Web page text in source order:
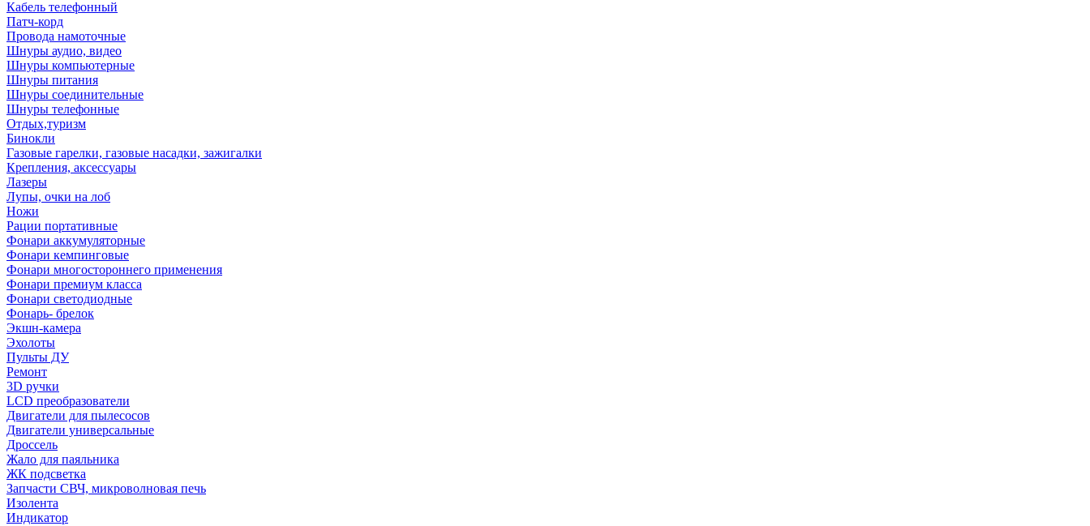
Кабель телефонный
Патч-корд
Провода намоточные
Шнуры аудио, видео
Шнуры компьютерные
Шнуры питания
Шнуры соединительные
Шнуры телефонные
Отдых,туризм
Бинокли
Газовые гарелки, газовые насадки, зажигалки
Крепления, аксессуары
Лазеры
Лупы, очки на лоб
Ножи
Рации портативные
Фонари аккумуляторные
Фонари кемпинговые
Фонари многостороннего применения
Фонари премиум класса
Фонари светодиодные
Фонарь- брелок
Экшн-камера
Эхолоты
Пульты ДУ
Ремонт
3D ручки
LCD преобразователи
Двигатели для пылесосов
Двигатели универсальные
Дроссель
Жало для паяльника
ЖК подсветка
Запчасти СВЧ, микроволновая печь
Изолента
Индикатор